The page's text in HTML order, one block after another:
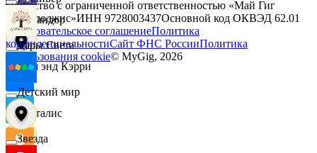
Командор
Кэш энд Кэрри
Лакталис
Дары Света
Детский мир
Звезда
Общество с ограниченной ответственностью «Май Гиг
Технолоджис»ИНН 9728003437Основной код ОКВЭД 62.01
Пользовательское соглашениеПолитика
конфиденциальностиСайт ФНС РоссииПолитика
использования cookie© MyGig, 2026